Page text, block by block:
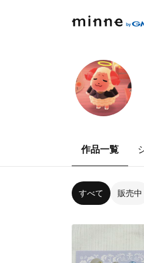
作品一覧
すべて 販売中